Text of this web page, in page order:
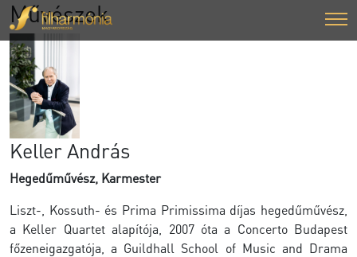
Művészek
Keller András
Hegedűművész, Karmester
Liszt-, Kossuth- és Prima Primissima díjas hegedűművész,
a Keller Quartet alapítója, 2007 óta a Concerto Budapest
főzeneigazgatója, a Guildhall School of Music and Drama